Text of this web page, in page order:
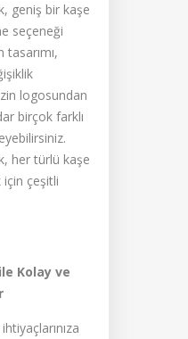
geniş bir kaşe
seçeneği
logosundan
birçok farklı
her türlü kaşe
için çeşitli
Kolay ve